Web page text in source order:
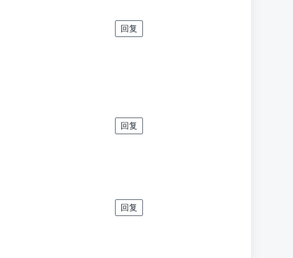
回复
回复
回复